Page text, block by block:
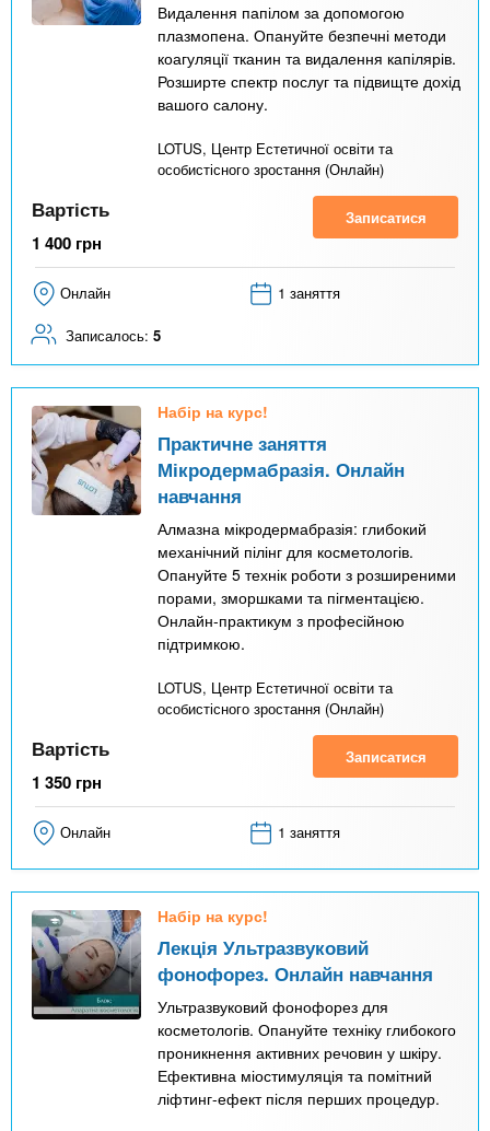
Видалення папілом за допомогою
плазмопена. Опануйте безпечні методи
коагуляції тканин та видалення капілярів.
Розширте спектр послуг та підвищте дохід
вашого салону.
LOTUS, Центр Естетичної освіти та
особистісного зростання (Онлайн)
Вартість
1 400 грн
Записатися
Онлайн 1 заняття
Записалось: 5
Набір на курс!
Практичне заняття
Мікродермабразія. Онлайн
навчання
Алмазна мікродермабразія: глибокий
механічний пілінг для косметологів.
Опануйте 5 технік роботи з розширеними
порами, зморшками та пігментацією.
Онлайн-практикум з професійною
підтримкою.
LOTUS, Центр Естетичної освіти та
особистісного зростання (Онлайн)
Вартість
1 350 грн
Записатися
Онлайн 1 заняття
Набір на курс!
Лекція Ультразвуковий
фонофорез. Онлайн навчання
Ультразвуковий фонофорез для
косметологів. Опануйте техніку глибокого
проникнення активних речовин у шкіру.
Ефективна міостимуляція та помітний
ліфтинг-ефект після перших процедур.